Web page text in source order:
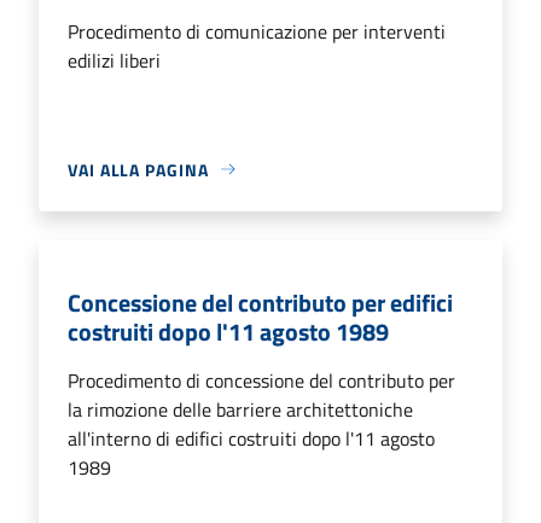
Procedimento di comunicazione per interventi
edilizi liberi
VAI ALLA PAGINA
Concessione del contributo per edifici
costruiti dopo l'11 agosto 1989
Procedimento di concessione del contributo per
la rimozione delle barriere architettoniche
all'interno di edifici costruiti dopo l'11 agosto
1989